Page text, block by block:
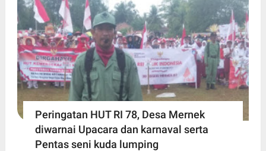
Peringatan HUT RI 78, Desa Mernek
diwarnai Upacara dan karnaval serta
Pentas seni kuda lumping